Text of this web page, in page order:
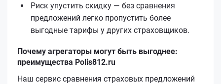
Риск упустить скидку — без сравнения
предложений легко пропустить более
выгодные тарифы у других страховщиков.
Почему агрегаторы могут быть выгоднее:
преимущества Polis812.ru
Наш сервис сравнения страховых предложений